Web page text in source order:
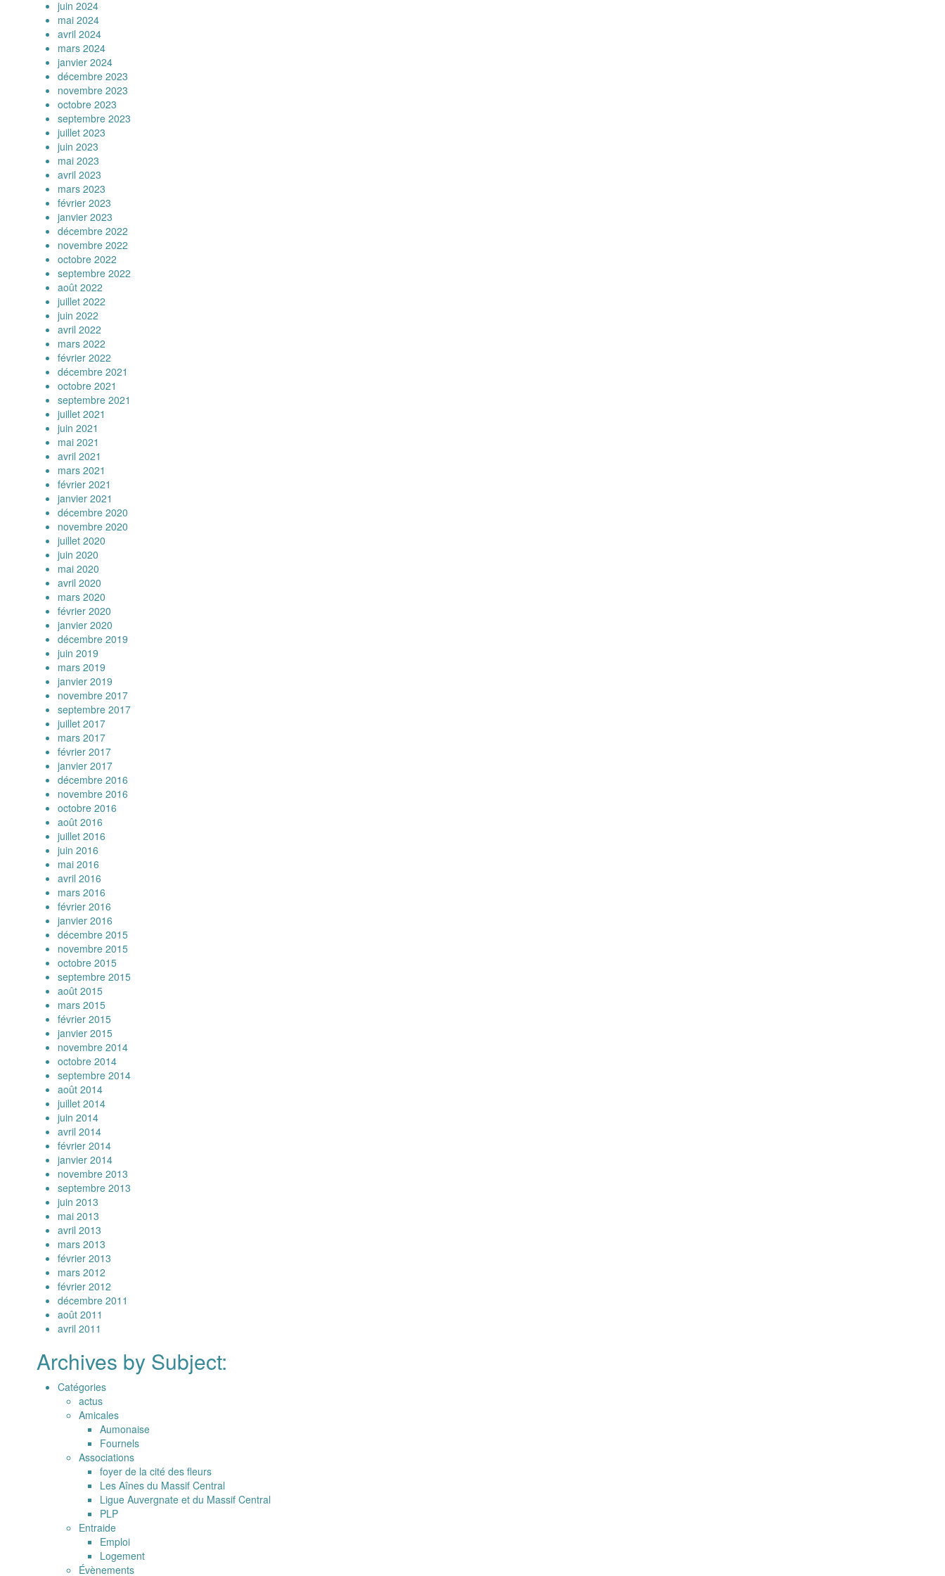
juin 2024
mai 2024
avril 2024
mars 2024
janvier 2024
décembre 2023
novembre 2023
octobre 2023
septembre 2023
juillet 2023
juin 2023
mai 2023
avril 2023
mars 2023
février 2023
janvier 2023
décembre 2022
novembre 2022
octobre 2022
septembre 2022
août 2022
juillet 2022
juin 2022
avril 2022
mars 2022
février 2022
décembre 2021
octobre 2021
septembre 2021
juillet 2021
juin 2021
mai 2021
avril 2021
mars 2021
février 2021
janvier 2021
décembre 2020
novembre 2020
juillet 2020
juin 2020
mai 2020
avril 2020
mars 2020
février 2020
janvier 2020
décembre 2019
juin 2019
mars 2019
janvier 2019
novembre 2017
septembre 2017
juillet 2017
mars 2017
février 2017
janvier 2017
décembre 2016
novembre 2016
octobre 2016
août 2016
juillet 2016
juin 2016
mai 2016
avril 2016
mars 2016
février 2016
janvier 2016
décembre 2015
novembre 2015
octobre 2015
septembre 2015
août 2015
mars 2015
février 2015
janvier 2015
novembre 2014
octobre 2014
septembre 2014
août 2014
juillet 2014
juin 2014
avril 2014
février 2014
janvier 2014
novembre 2013
septembre 2013
juin 2013
mai 2013
avril 2013
mars 2013
février 2013
mars 2012
février 2012
décembre 2011
août 2011
avril 2011
Archives by Subject:
Catégories
actus
Amicales
Aumonaise
Fournels
Associations
foyer de la cité des fleurs
Les Aînes du Massif Central
Ligue Auvergnate et du Massif Central
PLP
Entraide
Emploi
Logement
Évènements